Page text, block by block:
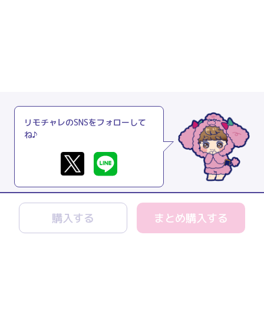
購入する まとめ購入する
リモチャレのSNSをフォローして
ね♪
リモチャレとは
よくあるご質問